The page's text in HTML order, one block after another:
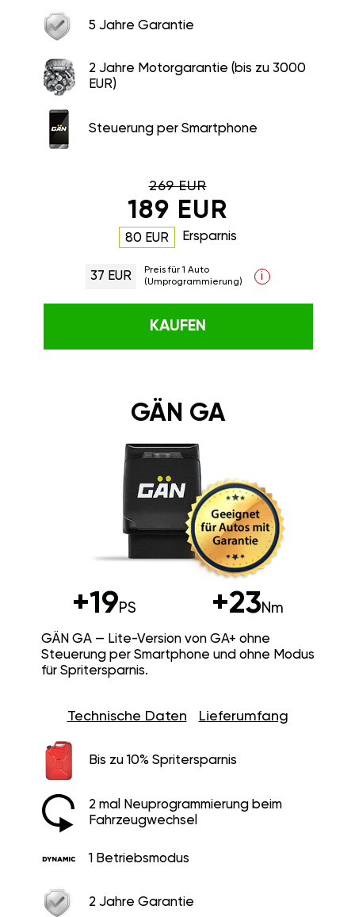
5 Jahre Garantie
2 Jahre Motorgarantie (bis zu 3000
EUR)
Steuerung per Smartphone
269 EUR
189 EUR
80 EUR Ersparnis
37 EUR
Preis für 1 Auto
(Umprogrammierung)
i
KAUFEN
GÄN GA
+19PS +23Nm
GÄN GA — Lite-Version von GA+ ohne
Steuerung per Smartphone und ohne Modus
für Spritersparnis.
Technische Daten Lieferumfang
Bis zu 10% Spritersparnis
2 mal Neuprogrammierung beim
Fahrzeugwechsel
1 Betriebsmodus
2 Jahre Garantie